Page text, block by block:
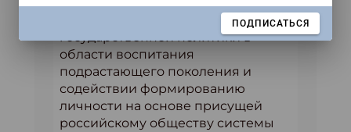
государственной политики в
области воспитания
подрастающего поколения и
содействии формированию
личности на основе присущей
российскому обществу системы
ПОДПИСАТЬСЯ